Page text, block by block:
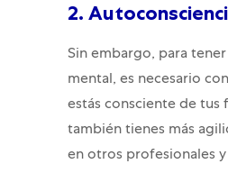
2.
Sin embargo, para
mental, es necesario
estás consciente de tus
también tienes más
en otros profesionales y